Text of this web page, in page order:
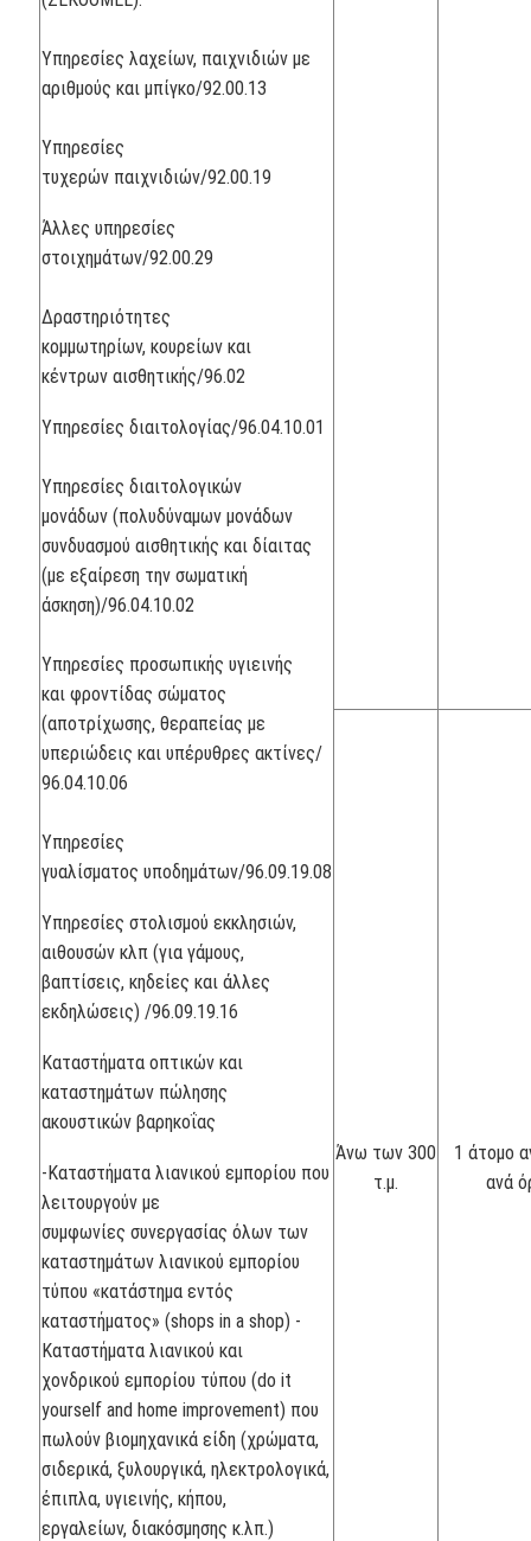
Υπηρεσίες λαχείων, παιχνιδιών με
αριθμούς και μπίγκο/92.00.13
Υπηρεσίες
τυχερών παιχνιδιών/92.00.19
Άλλες υπηρεσίες
στοιχημάτων/92.00.29
Δραστηριότητες
κομμωτηρίων, κουρείων και
κέντρων αισθητικής/96.02
Υπηρεσίες διαιτολογίας/96.04.10.01
Υπηρεσίες διαιτολογικών
μονάδων (πολυδύναμων μονάδων
συνδυασμού αισθητικής και δίαιτας
(με εξαίρεση την σωματική
άσκηση)/96.04.10.02
Υπηρεσίες προσωπικής υγιεινής
και φροντίδας σώματος
(αποτρίχωσης, θεραπείας με
υπεριώδεις και υπέρυθρες ακτίνες/
96.04.10.06
Υπηρεσίες
γυαλίσματος υποδημάτων/96.09.19.08
Υπηρεσίες στολισμού εκκλησιών,
αιθουσών κλπ (για γάμους,
βαπτίσεις, κηδείες και άλλες
εκδηλώσεις) /96.09.19.16
Καταστήματα οπτικών και
καταστημάτων πώλησης
ακουστικών βαρηκοΐας
-Καταστήματα λιανικού εμπορίου που
λειτουργούν με
συμφωνίες συνεργασίας όλων των
καταστημάτων λιανικού εμπορίου
τύπου «κατάστημα εντός
καταστήματος» (shops in a shop) -
Καταστήματα λιανικού και
χονδρικού εμπορίου τύπου (do it
yourself and home improvement) που
πωλούν βιομηχανικά είδη (χρώματα,
σιδερικά, ξυλουργικά, ηλεκτρολογικά,
έπιπλα, υγιεινής, κήπου,
εργαλείων, διακόσμησης κ.λπ.)
Άνω των 300
τ.μ.
1 άτομο
ανά